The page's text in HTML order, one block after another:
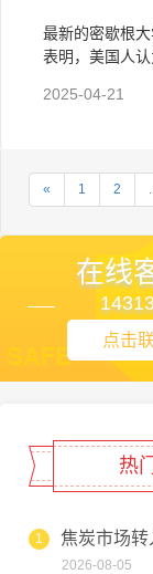
最新的密歇根
表明，美国人
2025-04-21
« 1 2
在线
点击
热
1
2026-08-05